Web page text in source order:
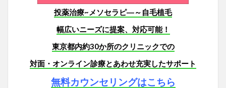
投薬治療~メソセラピ―～自毛植毛
幅広いニーズに提案、対応可能！
東京都内約30か所のクリニックでの
対面・オンライン診療とあわせ充実したサポート
無料カウンセリングはこちら